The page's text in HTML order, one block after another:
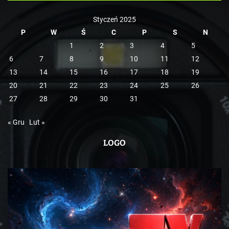
e
Styczeń 2025
P
W Ś C P S
N
1
2 3 4
5
6
7 8 9 10 11
12
13
14 15 16 17 18
19
20
21 22 23 24 25
26
27
28 29 30 31
« Gru Lut »
LOGO